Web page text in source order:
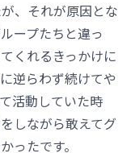
、それが原因とな
ープたちと違っ
くれるきっかけに
逆らわず続けてや
活動していた時
しながら敢えてグ
ったです。